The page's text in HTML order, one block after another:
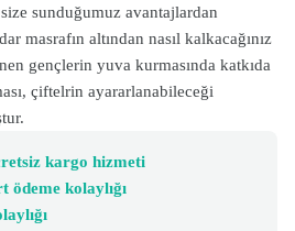
sunduğumuz avantajlardan
masrafın altından nasıl kalkacağınız
gençlerin yuva kurmasında katkıda
çiftelrin ayararlanabileceği
kargo hizmeti
ödeme kolaylığı